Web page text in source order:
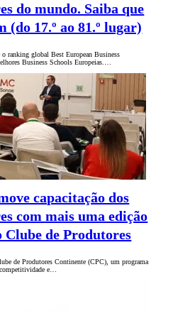
do mundo. Saiba que
(do 17.º ao 81.º lugar)
ranking global Best European Business
Business Schools Europeias.…
capacitação dos
com mais uma edição
Clube de Produtores
de Produtores Continente (CPC), um programa
competitividade e…